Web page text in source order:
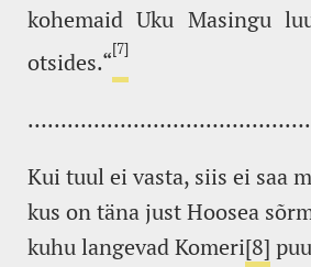
kohemaid Uku Masingu
otsides.“[7]
Kui tuul ei vasta, siis ei saa
kus on täna just Hoosea
kuhu langevad Komeri[8]